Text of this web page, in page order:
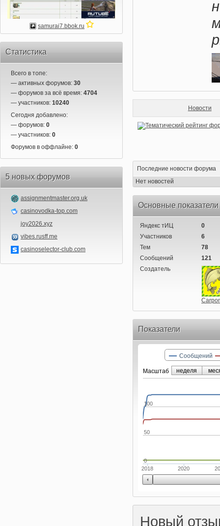
samurai7.bbok.ru
Статистика
Всего в топе:
— активных форумов: 30
— форумов за всё время: 4704
— участников: 10240
Сегодня добавлено:
— форумов: 0
— участников: 0
Форумов в оффлайне: 0
5 новых форумов
assignmentmaster.org.uk
casinovodka-top.com
joy2026.xyz
vibes.rusff.me
casinoselector-club.com
Новости
Последние новости форума
Нет новостей
Основные
Яндекс тИЦ
0
Участников
6
Тем
78
Сообщений
121
Создатель
Показатели
Маcштаб
2018 2020
0
50
100
Сообщений
неделя
Новый